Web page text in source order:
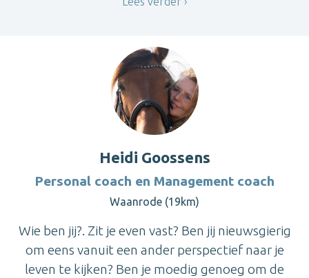
Heidi Goossens
Personal coach en Management coach
Waanrode (19km)
Wie ben jij?. Zit je even vast? Ben jij nieuwsgierig
om eens vanuit een ander perspectief naar je
leven te kijken? Ben je moedig genoeg om de